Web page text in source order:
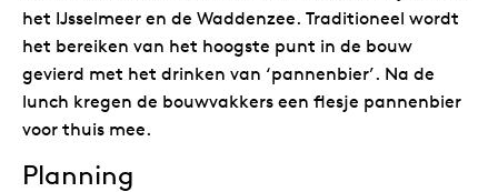
het IJsselmeer en de Waddenzee. Traditioneel wordt
het bereiken van het hoogste punt in de bouw
gevierd met het drinken van ‘pannenbier’. Na de
lunch kregen de bouwvakkers een flesje pannenbier
voor thuis mee.
Planning